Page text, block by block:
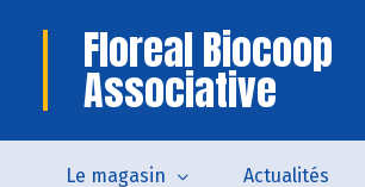
Floreal Biocoop
Associative
Le magasin Actualités